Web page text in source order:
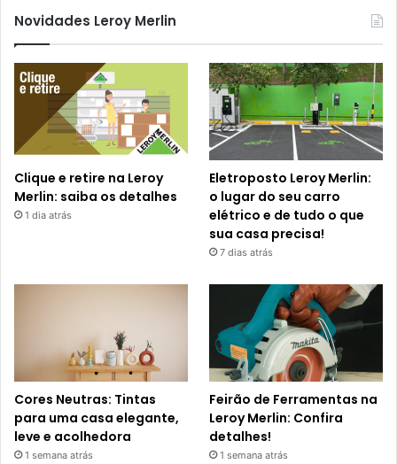
Novidades Leroy Merlin
Clique e retire na Leroy
Merlin: saiba os detalhes
1 dia atrás
Eletroposto Leroy Merlin:
o lugar do seu carro
elétrico e de tudo o que
sua casa precisa!
7 dias atrás
Cores Neutras: Tintas
para uma casa elegante,
leve e acolhedora
1 semana atrás
Feirão de Ferramentas na
Leroy Merlin: Confira
detalhes!
1 semana atrás